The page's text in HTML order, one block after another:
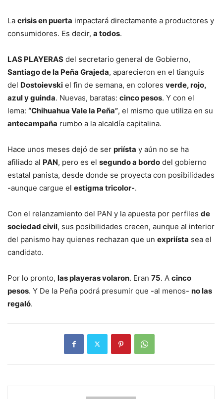
La crisis en puerta impactará directamente a productores y
consumidores. Es decir, a todos.
LAS PLAYERAS del secretario general de Gobierno,
Santiago de la Peña Grajeda, aparecieron en el tianguis
del Dostoievski el fin de semana, en colores verde, rojo,
azul y guinda. Nuevas, baratas: cinco pesos. Y con el
lema: “Chihuahua Vale la Peña”, el mismo que utiliza en su
antecampa­ña rumbo a la alcaldía capitalina.
Hace unos meses dejó de ser priísta y aún no se ha
afiliado al PAN, pero es el segundo a bordo del gobierno
estatal panista, desde donde se proyecta con posibilidades
-aunque cargue el estigma tricolor-.
Con el relanzamiento del PAN y la apuesta por perfiles de
sociedad civil, sus posibilidades crecen, aunque al interior
del panismo hay quienes rechazan que un expriísta sea el
candidato.
Por lo pronto, las playeras volaron. Eran 75. A cinco
pesos. Y De la Peña podrá presumir que -al menos- no las
regaló.